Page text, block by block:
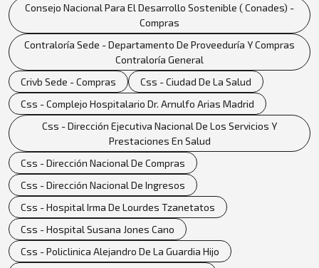
Consejo Nacional Para El Desarrollo Sostenible ( Conades) -
Compras
Contraloría Sede - Departamento De Proveeduría Y Compras
Contraloría General
Crivb Sede - Compras
Css - Ciudad De La Salud
Css - Complejo Hospitalario Dr. Arnulfo Arias Madrid
Css - Dirección Ejecutiva Nacional De Los Servicios Y
Prestaciones En Salud
Css - Dirección Nacional De Compras
Css - Dirección Nacional De Ingresos
Css - Hospital Irma De Lourdes Tzanetatos
Css - Hospital Susana Jones Cano
Css - Policlinica Alejandro De La Guardia Hijo